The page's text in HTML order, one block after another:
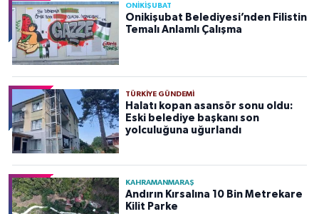
ONİKİŞUBAT
Onikişubat Belediyesi’nden Filistin
Temalı Anlamlı Çalışma
TÜRKIYE GÜNDEMI
Halatı kopan asansör sonu oldu:
Eski belediye başkanı son
yolculuğuna uğurlandı
KAHRAMANMARAŞ
Andırın Kırsalına 10 Bin Metrekare
Kilit Parke